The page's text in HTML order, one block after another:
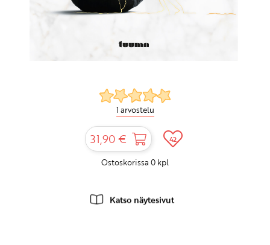
1 arvostelu
31,90 € 42
Ostoskorissa 0 kpl
Katso näytesivut